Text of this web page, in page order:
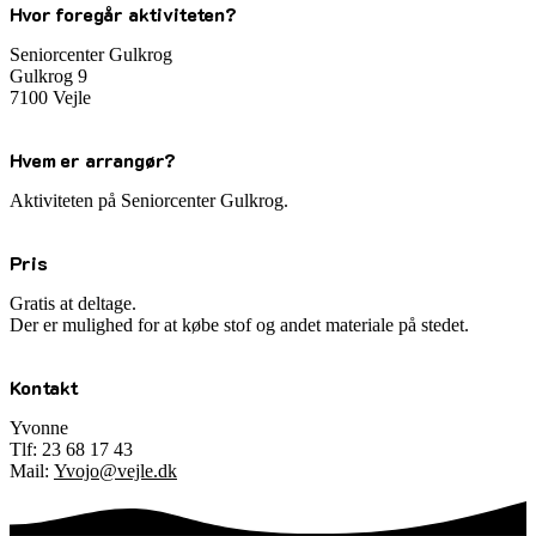
Hvor foregår aktiviteten?
Seniorcenter Gulkrog
Gulkrog 9
7100 Vejle
Hvem er arrangør?
Aktiviteten på Seniorcenter Gulkrog.
Pris
Gratis at deltage.
Der er mulighed for at købe stof og andet materiale på stedet.
Kontakt
Yvonne
Tlf: 23 68 17 43
Mail: Yvojo@vejle.dk